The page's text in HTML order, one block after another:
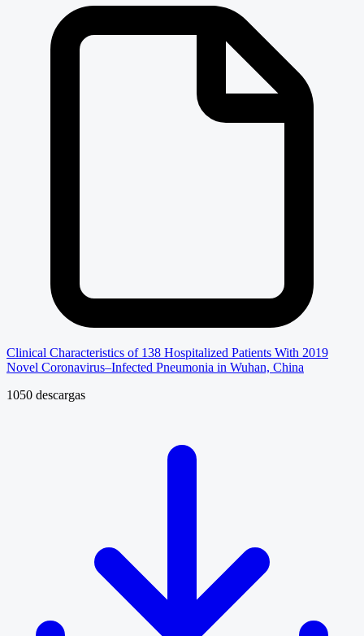
Clinical Characteristics of 138 Hospitalized Patients With 2019
Novel Coronavirus–Infected Pneumonia in Wuhan, China
1050 descargas